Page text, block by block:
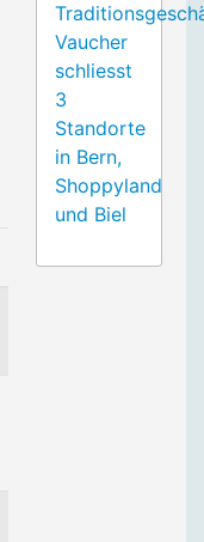
Vaucher
schliesst
3
Standorte
in Bern,
Shoppyland
und Biel